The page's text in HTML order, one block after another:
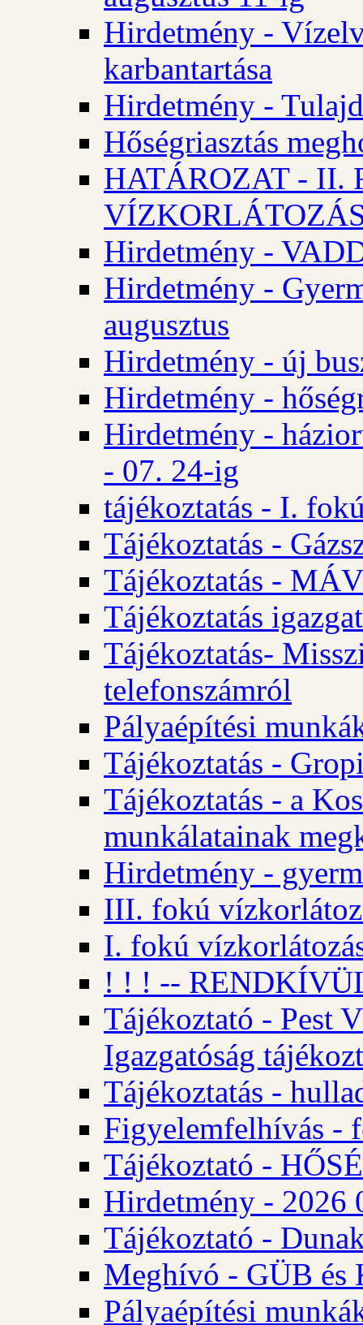
Hirdetmény -
karbantartása
Hirdetmény -
Hőségriasztás
HATÁROZAT - II.
Hirdetmény -
Hirdetmény -
augusztus
Hirdetmény - új
Hirdetmény -
Hirdetmény -
- 07. 24-ig
tájékoztatás - I.
Tájékoztatás -
Tájékoztatás -
Tájékoztatás
Tájékoztatás-
telefonszámról
Pályaépítési
Tájékoztatás -
Tájékoztatás - a
munkálatainak
Hirdetmény -
III. fokú
I. fokú
! ! ! --
Tájékoztató - Pest
Igazgatóság
Tájékoztatás -
Figyelemfelhívás -
Tájékoztató -
Hirdetmény - 2026
Tájékoztató -
Meghívó - GÜB és
Pályaépítési